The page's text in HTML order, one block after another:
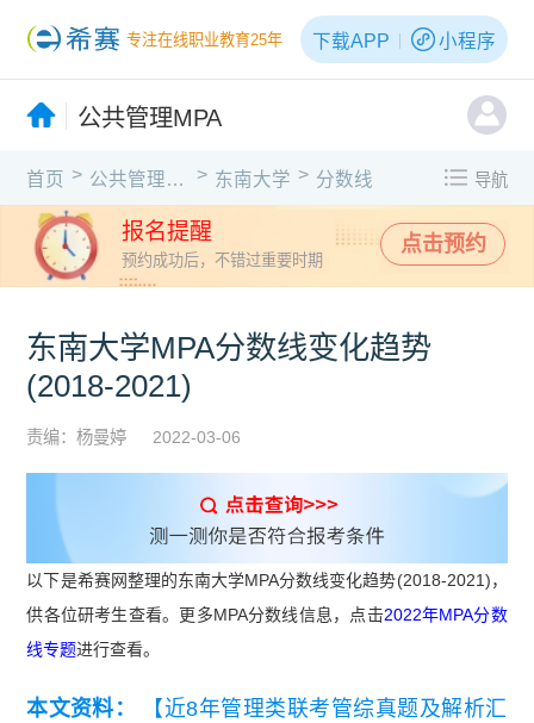
专注在线职业教育25年 下载APP 小程序
公共管理MPA
首页 > 公共管理MPA > 东南大学 > 分数线 导航
报名提醒
预约成功后，不错过重要时期
点击预约
东南大学MPA分数线变化趋势
(2018-2021)
责编：杨曼婷 2022-03-06
以下是希赛网整理的东南大学MPA分数线变化趋势(2018-2021)，
供各位研考生查看。更多MPA分数线信息，点击2022年MPA分数
线专题进行查看。
本文资料：
【近8年管理类联考管综真题及解析汇